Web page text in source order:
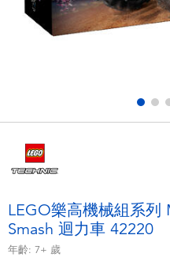
遊戲及拼圖系列
戶外及運動用品
毛毛公仔玩具
Barbie芭比
LEGO樂高機械組系列
Smash 迴力車 42220
年齡: 7+ 歲